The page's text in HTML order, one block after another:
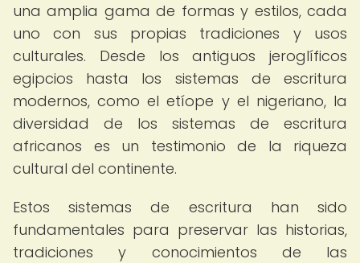
una amplia gama de formas y estilos, cada
uno con sus propias tradiciones y usos
culturales. Desde los antiguos jeroglíficos
egipcios hasta los sistemas de escritura
modernos, como el etíope y el nigeriano, la
diversidad de los sistemas de escritura
africanos es un testimonio de la riqueza
cultural del continente.
Estos sistemas de escritura han sido
fundamentales para preservar las historias,
tradiciones y conocimientos de las